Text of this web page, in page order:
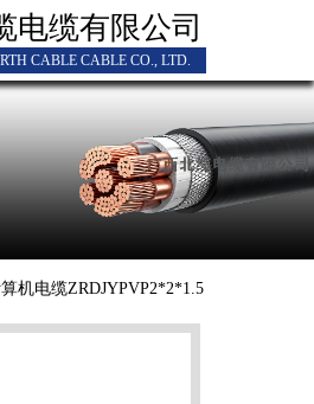
电缆有限公司
CABLE CABLE CO., LTD.
机电缆ZRDJYPVP2*2*1.5